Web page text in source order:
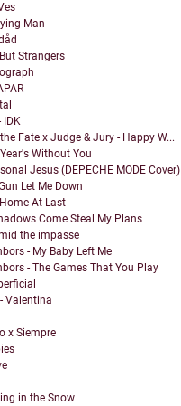
Man
Strangers
IDK
Fate x Judge & Jury - Happy W...
Without You
Jesus (DEPECHE MODE Cover)
Let Me Down
At Last
Come Steal My Plans
the impasse
- My Baby Left Me
- The Games That You Play
Valentina
x Siempre
in the Snow